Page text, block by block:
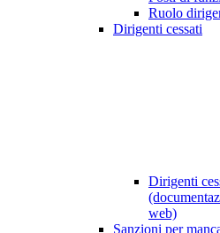
Ruolo
Dirigenti cessati
Dirigenti
web)
Sanzioni per